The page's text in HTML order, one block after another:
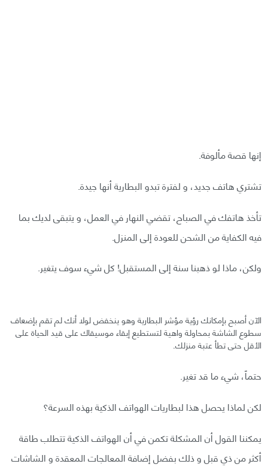
إنها قصة مألوفة.
تشتري هاتف جديد، و لفترة تبدو البطارية أنها جيدة.
تأخذ هاتفك في الصباح، تقضي النهار في العمل، و يتبقى لديك بما
فيه الكفاية من الشحن للعودة إلى المنزل.
ولكن، ماذا لو ذهبنا سنة إلى المستقبل! كل شيء سوف يتغير.
الآن أصبح بإمكانك رؤية مؤشر البطارية وهو ينخفض لولا أنك لم تقم بإضعاف
سطوع الشاشة بمحاولة واهية لتستطيع إبقاء موسيقاك على قيد الحياة على
الأقل حتى تطأ عتبة منزلك.
حتماً، شيء ما قد تغير.
لكن لماذا يحصل هذا لبطاريات الهواتف الذكية بهذه السرعة؟
يمكننا القول أن المشكلة تكمن في أن الهواتف الذكية تتطلب طاقة
أكثر من ذي قبل و ذلك بفضل إضافة المعالجات المعقدة و الشاشات